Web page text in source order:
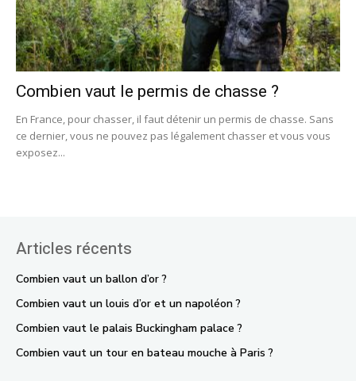
Combien vaut le permis de chasse ?
En France, pour chasser, il faut détenir un permis de chasse. Sans
ce dernier, vous ne pouvez pas légalement chasser et vous vous
exposez...
Articles récents
Combien vaut un ballon d’or ?
Combien vaut un louis d’or et un napoléon ?
Combien vaut le palais Buckingham palace ?
Combien vaut un tour en bateau mouche à Paris ?